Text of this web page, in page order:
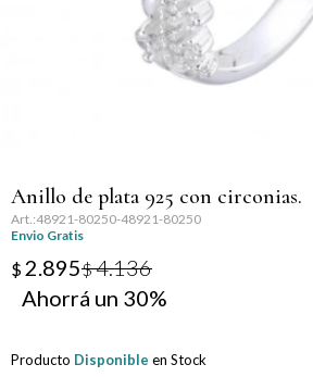
Anillo de plata 925 con circonias.
48921-80250-48921-80250
Envio Gratis
$ 2.895$4.136
30
Producto Disponible en Stock
Día de la Mujer
Día del Amigo
Día del Maestro
Día del Padre
Graduación